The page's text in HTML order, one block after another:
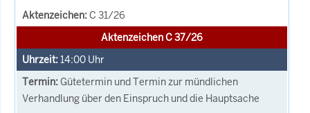
C 31/26
Aktenzeichen C 37/26
14:00 Uhr
Gütetermin und Termin zur mündlichen
Verhandlung über den Einspruch und die Hauptsache